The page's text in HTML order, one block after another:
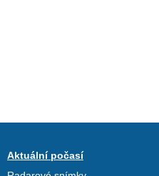
Aktuální počasí